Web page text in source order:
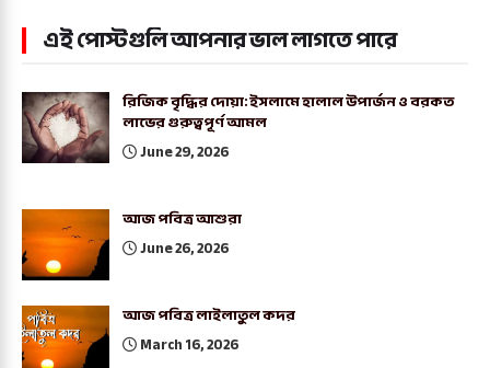
এই পোস্টগুলি আপনার ভাল লাগতে পারে
রিজিক বৃদ্ধির দোয়া: ইসলামে হালাল উপার্জন ও বরকত
লাভের গুরুত্বপূর্ণ আমল
June 29, 2026
আজ পবিত্র আশুরা
June 26, 2026
আজ পবিত্র লাইলাতুল কদর
March 16, 2026